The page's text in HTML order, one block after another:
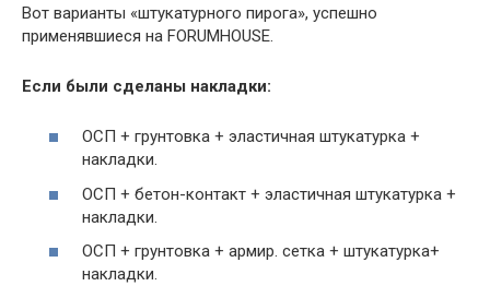
Вот варианты «штукатурного пирога», успешно
применявшиеся на FORUMHOUSE.
Если были сделаны накладки:
ОСП + грунтовка + эластичная штукатурка +
накладки.
ОСП + бетон-контакт + эластичная штукатурка +
накладки.
ОСП + грунтовка + армир. сетка + штукатурка+
накладки.